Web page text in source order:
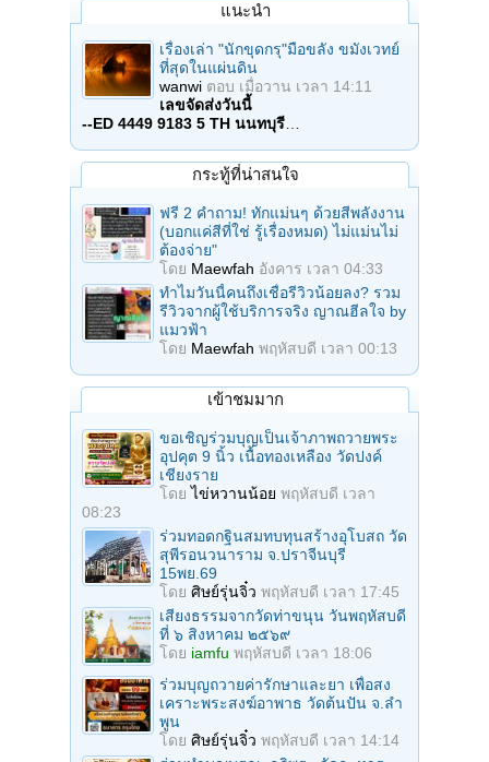
แนะนำ
เรื่องเล่า "นักขุดกรุ"มือขลัง ขมังเวทย์
ที่สุดในแผ่นดิน
wanwi ตอบ เมื่อวาน เวลา 14:11
เลขจัดส่งวันนี้
--ED 4449 9183 5 TH นนทบุรี…
กระทู้ที่น่าสนใจ
ฟรี 2 คำถาม! ทักแม่นๆ ด้วยสีพลังงาน
(บอกแค่สีที่ใช่ รู้เรื่องหมด) ไม่แม่นไม่
ต้องจ่าย"
โดย Maewfah อังคาร เวลา 04:33
ทำไมวันนี้คนถึงเชื่อรีวิวน้อยลง? รวม
รีวิวจากผู้ใช้บริการจริง ญาณฮีลใจ by
แมวฟ้า
โดย Maewfah พฤหัสบดี เวลา 00:13
เข้าชมมาก
ขอเชิญร่วมบุญเป็นเจ้าภาพถวายพระ
อุปคุต 9 นิ้ว เนื้อทองเหลือง วัดปงค์
เชียงราย
โดยไข่หวานน้อย พฤหัสบดี เวลา
08:23
ร่วมทอดกฐินสมทบทุนสร้างอุโบสถ วัด
สุพีรอนวนาราม จ.ปราจีนบุรี
15พย.69
โดย ศิษย์รุ่นจิ๋ว พฤหัสบดี เวลา 17:45
เสียงธรรมจากวัดท่าขนุน วันพฤหัสบดี
ที่ ๖ สิงหาคม ๒๕๖๙
โดย iamfu พฤหัสบดี เวลา 18:06
ร่วมบุญถวายค่ารักษาและยา เพื่อสง
เคราะพระสงฆ์อาพาธ วัดต้นปัน จ.ลํา
พูน
โดย ศิษย์รุ่นจิ๋ว พฤหัสบดี เวลา 14:14